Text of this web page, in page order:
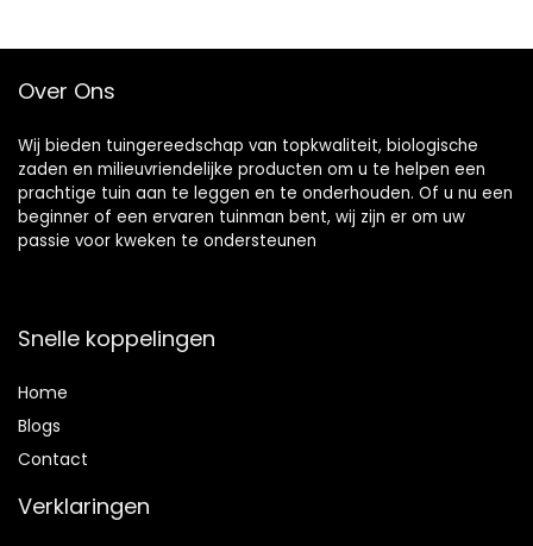
ademend, 00702,
waterdicht en
Over Ons
Wij bieden tuingereedschap van topkwaliteit, biologische
zaden en milieuvriendelijke producten om u te helpen een
prachtige tuin aan te leggen en te onderhouden. Of u nu een
beginner of een ervaren tuinman bent, wij zijn er om uw
passie voor kweken te ondersteunen
Snelle koppelingen
Home
Blogs
Contact
Verklaringen